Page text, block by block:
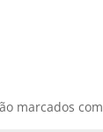
marcados